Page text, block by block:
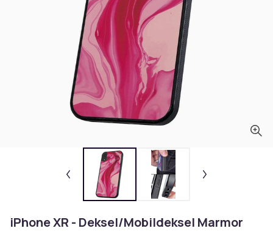
iPhone XR - Deksel/Mobildeksel Marmor